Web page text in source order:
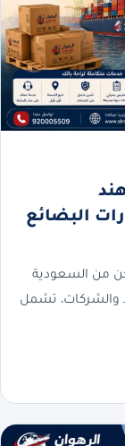
البضائع
من السعودية
والشركات، تشمل